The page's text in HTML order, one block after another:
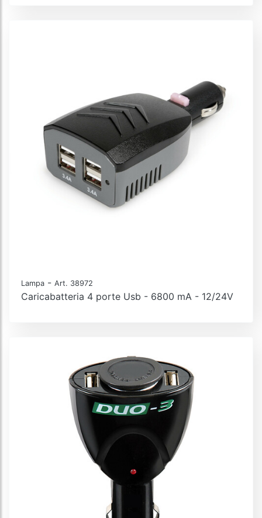
Lampa - Art. 38972
Caricabatteria 4 porte Usb - 6800 mA - 12/24V